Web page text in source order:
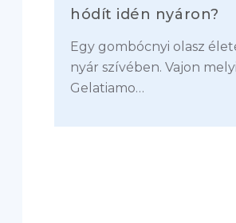
hódít idén nyáron?
Egy gombócnyi olasz
nyár szívében. Vajon
Gelatiamo…